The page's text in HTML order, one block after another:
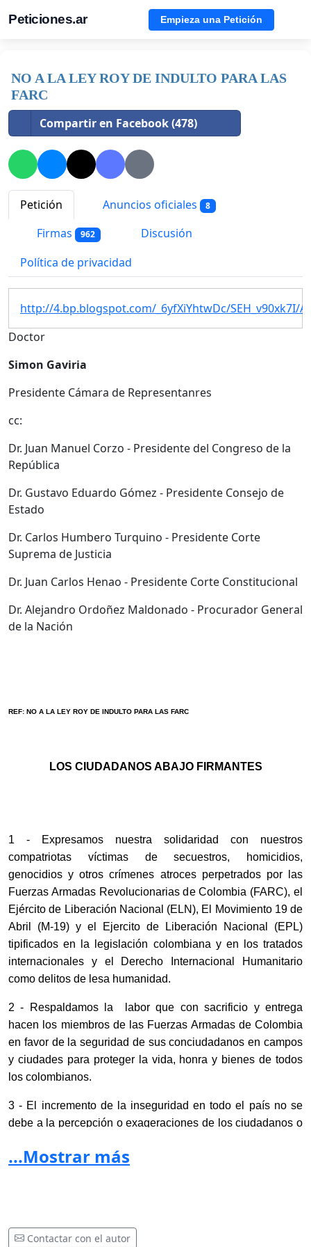
Peticiones.ar Empieza una Petición
NO A LA LEY ROY DE INDULTO PARA LAS
FARC
Compartir en Facebook (478)
Petición Anuncios oficiales 8
Firmas 962
Discusión
Política de privacidad
http://4.bp.blogspot.com/_6yfXiYhtwDc/SEH_v90xk7I/
Doctor
Simon Gaviria
Presidente Cámara de Representanres
cc:
Dr. Juan Manuel Corzo - Presidente del Congreso de la
República
Dr. Gustavo Eduardo Gómez - Presidente Consejo de
Estado
Dr. Carlos Humbero Turquino - Presidente Corte
Suprema de Justicia
Dr. Juan Carlos Henao - Presidente Corte Constitucional
Dr. Alejandro Ordoñez Maldonado - Procurador General
de la Nación
REF: NO A LA LEY ROY DE INDULTO PARA LAS FARC
LOS CIUDADANOS ABAJO FIRMANTES
1 - Expresamos nuestra solidaridad con nuestros
compatriotas víctimas de secuestros, homicidios,
genocidios y otros crímenes atroces perpetrados por las
Fuerzas Armadas Revolucionarias de Colombia (FARC), el
Ejército de Liberación Nacional (ELN), El Movimiento 19 de
Abril (M-19) y el Ejercito de Liberación Nacional (EPL)
tipificados en la legislación colombiana y en los tratados
internacionales y el Derecho Internacional Humanitario
como delitos de lesa humanidad.
2 - Respaldamos la labor que con sacrificio y entrega
hacen los miembros de las Fuerzas Armadas de Colombia
en favor de la seguridad de sus conciudadanos en campos
y ciudades para proteger la vida, honra y bienes de todos
los colombianos.
3 - El incremento de la inseguridad en todo el país no se
debe a la percepción o exageraciones de los ciudadanos o
sentimos menos seguros que hace 2 años, debido al
a la inseguridad jurídica de nuestros soldados y policías,
...Mostrar más
Contactar con el autor